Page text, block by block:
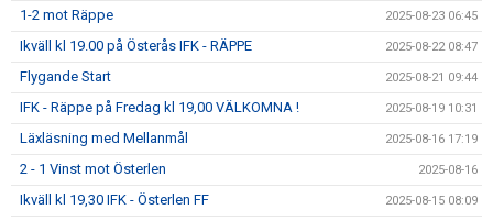
1-2 mot Räppe 2025-08-23 06:45
Ikväll kl 19.00 på Österås IFK - RÄPPE 2025-08-22 08:47
Flygande Start 2025-08-21 09:44
IFK - Räppe på Fredag kl 19,00 VÄLKOMNA ! 2025-08-19 10:31
Läxläsning med Mellanmål 2025-08-16 17:19
2 - 1 Vinst mot Österlen 2025-08-16
Ikväll kl 19,30 IFK - Österlen FF 2025-08-15 08:09